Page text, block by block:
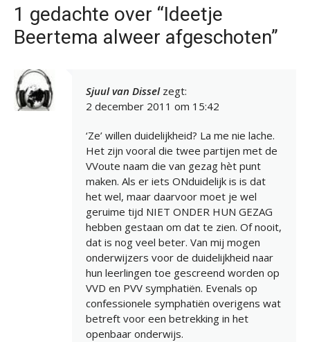
1 gedachte over “Ideetje
Beertema alweer afgeschoten”
Sjuul van Dissel zegt:
2 december 2011 om 15:42
‘Ze’ willen duidelijkheid? La me nie lache.
Het zijn vooral die twee partijen met de
VVoute naam die van gezag hèt punt
maken. Als er iets ONduidelijk is is dat
het wel, maar daarvoor moet je wel
geruime tijd NIET ONDER HUN GEZAG
hebben gestaan om dat te zien. Of nooit,
dat is nog veel beter. Van mij mogen
onderwijzers voor de duidelijkheid naar
hun leerlingen toe gescreend worden op
VVD en PVV symphatiën. Evenals op
confessionele symphatiën overigens wat
betreft voor een betrekking in het
openbaar onderwijs.